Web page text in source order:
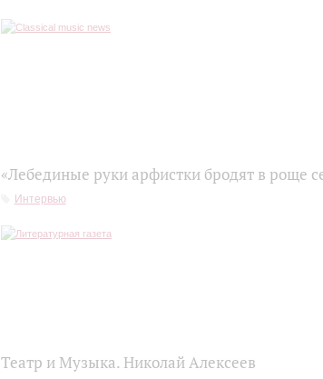
«Лебединые руки арфистки бродят в роще
Интервью
Театр и Музыка. Николай Алексеев